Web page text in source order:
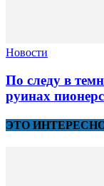
Новости
По следу в
руинах
ЭТО